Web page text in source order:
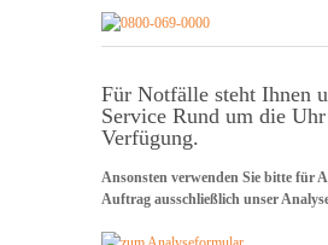
Für Notfälle steht Ihnen
Service Rund um die
Verfügung.
Ansonsten verwenden Sie bitte für
Auftrag ausschließlich unser